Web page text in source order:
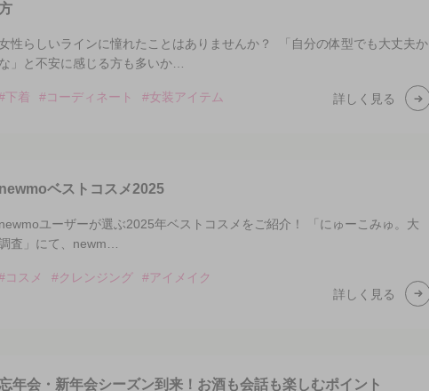
性らしいラインに憧れたことはありませんか？ 「自分の体型でも大丈夫か
な」と不安に感じる方も多いか…
下着 #コーディネート #女装アイテム 詳しく見る
newmoベストコスメ2025
newmoユーザーが選ぶ2025年ベストコスメをご紹介！ 「にゅーこみゅ。大
査」にて、newm…
コスメ #クレンジング
#アイメイク
詳しく見る
年会・新年会シーズン到来！お酒も会話も楽しむポイント